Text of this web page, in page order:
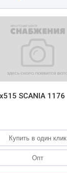
Показать ещё
элементы
SCANIA 1176
Купить в один клик
Опт